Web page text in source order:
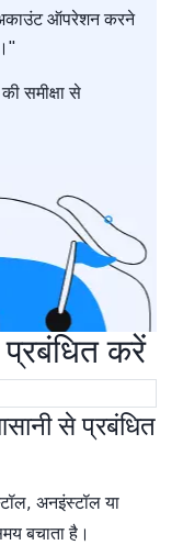
ऑपरेशन करने
समीक्षा से
करें
से प्रबंधित
अनइंस्टॉल या
बचाता है।